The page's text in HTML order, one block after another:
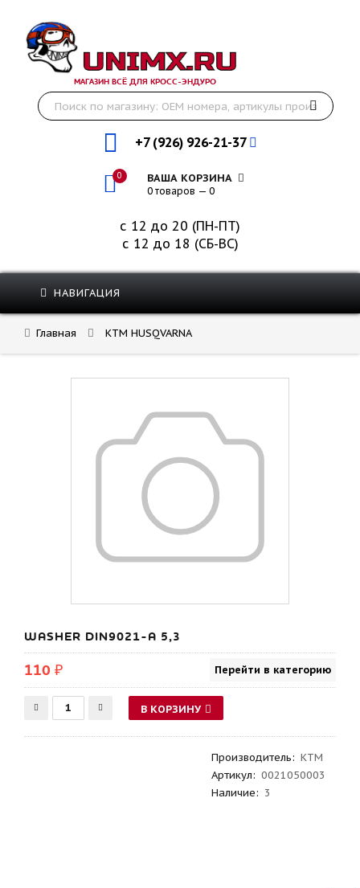
МАГАЗИН ВСЁ ДЛЯ КРОСС-ЭНДУРО
+7 (926) 926-21-37
0 ВАША КОРЗИНА
0 товаров — 0
с 12 до 20 (ПН-ПТ)
с 12 до 18 (СБ-ВС)
НАВИГАЦИЯ
Главная KTM HUSQVARNA
WASHER DIN9021-A 5,3
110 ₽ Перейти в категорию
В КОРЗИНУ
Производитель: KTM
Артикул: 0021050003
Наличие: 3